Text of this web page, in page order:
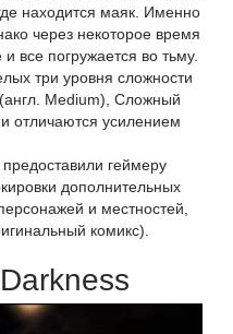
находится маяк. Именно
через некоторое время
все погружается во тьму.
три уровня сложности
Medium), Сложный
отличаются усилением
геймеру
дополнительных
и местностей,
комикс).